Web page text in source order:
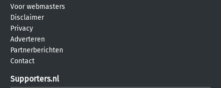
Voor webmasters
Disclaimer
Privacy
Adverteren
Partnerberichten
Contact
Supporters.nl